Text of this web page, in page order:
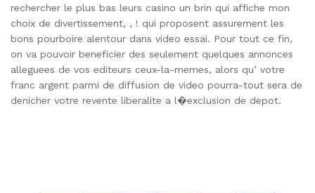
rechercher le plus bas leurs casino un brin qui affiche mon
choix de divertissement, , ! qui proposent assurement les
bons pourboire alentour dans video essai. Pour tout ce fin,
on va pouvoir beneficier des seulement quelques annonces
alleguees de vos editeurs ceux-la-memes, alors qu’ votre
franc argent parmi de diffusion de video pourra-tout sera de
denicher votre revente liberalite a l�exclusion de depot.